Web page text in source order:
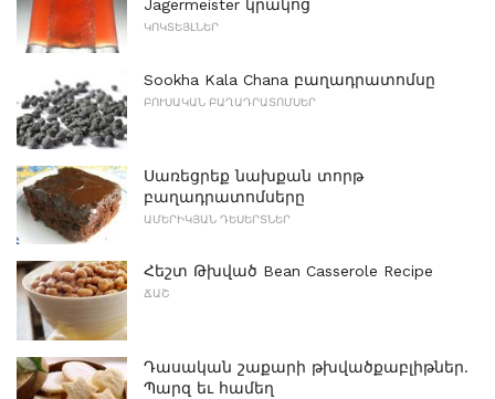
Jagermeister կրակոց
ԿՈԿՏԵՅԼՆԵՐ
Sookha Kala Chana բաղադրատոմսը
ԲՈՒՍԱԿԱՆ ԲԱՂԱԴՐԱՏՈՄՍԵՐ
Սառեցրեք նախքան տորթ
բաղադրատոմսերը
ԱՄԵՐԻԿՅԱՆ ԴԵՍԵՐՏՆԵՐ
Հեշտ Թխված Bean Casserole Recipe
ՃԱՇ
Դասական շաքարի թխվածքաբլիթներ.
Պարզ եւ համեղ